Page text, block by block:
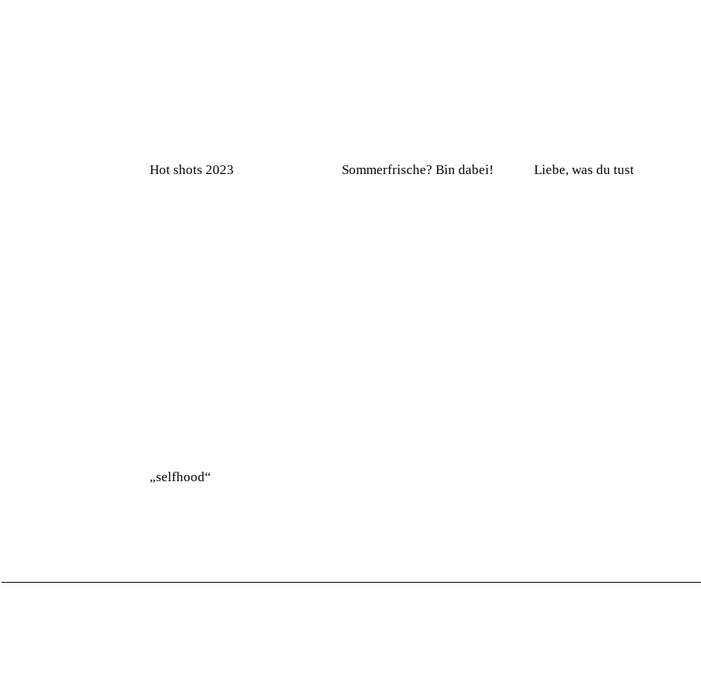
Hot shots 2023 Sommerfrische? Bin dabei! Liebe, was du tust
„selfhood“